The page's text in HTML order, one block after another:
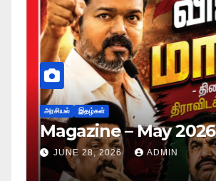
அரசியல் இதழ்கள்
Magazine – May 2026
JUNE 28, 2026 ADMIN